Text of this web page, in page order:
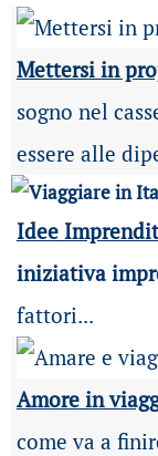
Mettersi in
sogno nel
essere alle
Idee
iniziativa
fattori...
Amore in
come va a